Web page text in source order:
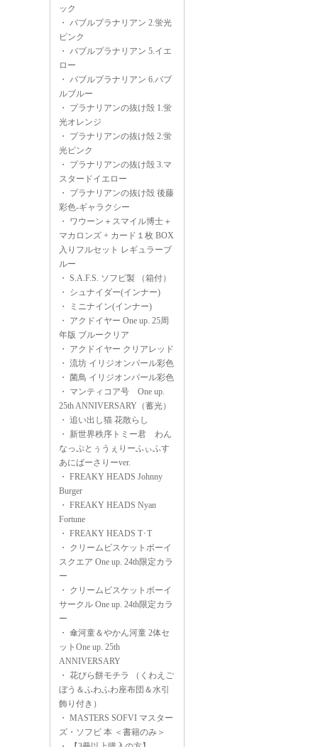
ック
・ バブルプラナリアン 2.蛍光
ピンク
・ バブルプラナリアン 5.イエ
ロー
・ バブルプラナリアン 6.バブ
ルブルー
・ プラナリアンの抜け殻 1.蛍
光オレンジ
・ プラナリアンの抜け殻 2.蛍
光ピンク
・ プラナリアンの抜け殻 3.マ
スタードイエロー
・ プラナリアンの抜け殻 後藤
彩色-ギャラクシー
・ ワウーン＋スマイル博士＋
マカロンズ + カード１枚 BOX
入りフルセット レギュラーブ
ルー
・ S.A.F.S. ソフビ製 （箱付）
・ シュナイダー(インナー)
・
ミニナイン(インナー)
・ アクドイヤー One up. 25周
年版 ブルークリア
・ アクドイヤー クリアレッド
・ 流坊 イリジオンパール彩色
・ 菌鳥 イリジオンパール彩色
・ マンティコア号 One up.
25th ANNIVERSARY（蓄光）
・ 追い出し猫 花散らし
・ 新世界秩序トミー君 わん
なっぷとぅうぇりーふぃふす
あにばーさりーver.
・ FREAKY HEADS Johnny
Burger
・ FREAKY HEADS Nyan
Fortune
・ FREAKY HEADS T･T
・ クリームビスケットボーイ
スクエア One up. 24th限定カラ
ー
・ クリームビスケットボーイ
サークル One up. 24th限定カラ
ー
・ 傘河童＆やかん河童 2体セ
ットOne up. 25th
ANNIVERSARY
・ 花びら餅モチラ （くわえご
ぼう＆ふわふわ座布団＆水引
飾り付き）
・ MASTERS SOFVI マスター
ズ・ソフビ 本 ＜書籍のみ＞